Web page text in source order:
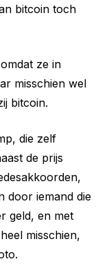
bitcoin toch
ze in
misschien wel
bitcoin.
die zelf
de prijs
door iemand die
geld, en met
misschien,